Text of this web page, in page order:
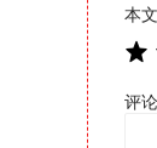
本
评